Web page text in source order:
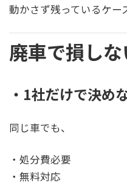
動かさず残っているケー
廃車で損し
・1社だけで決め
同じ車でも、
・処分費必要
・無料対応